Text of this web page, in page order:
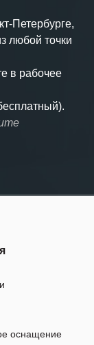
Петербурге,
любой точки
в рабочее
оснащение